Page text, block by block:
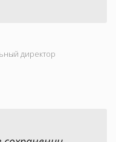
директор